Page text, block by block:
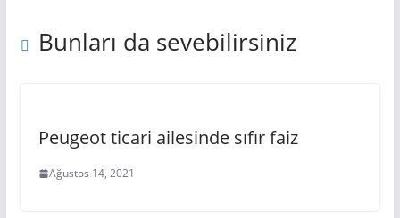
Bunları da sevebilirsiniz
Peugeot ticari ailesinde sıfır faiz
Ağustos 14, 2021